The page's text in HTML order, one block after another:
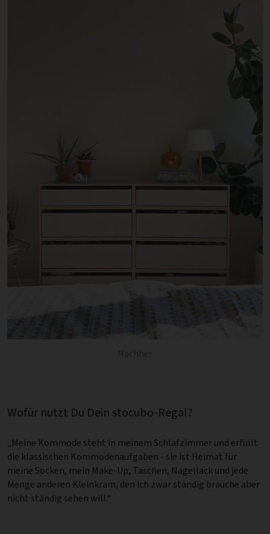
Wofür nutzt Du Dein stocubo-Regal?
„Meine Kommode steht in meinem Schlafzimmer und erfüllt
die klassischen Kommodenaufgaben - sie ist Heimat für
meine Socken, mein Make-Up, Taschen, Nagellack und jede
Menge anderen Kleinkram, den ich zwar ständig brauche aber
nicht ständig sehen will.“